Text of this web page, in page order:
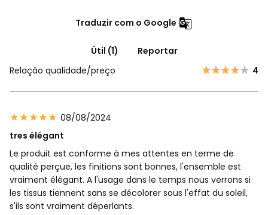
Traduzir com o Google
Útil (1)
Reportar
Relação qualidade/preço
4
08/08/2024
tres élégant
Le produit est conforme à mes attentes en terme de
qualité perçue, les finitions sont bonnes, l'ensemble est
vraiment élégant. A l'usage dans le temps nous verrons si
les tissus tiennent sans se décolorer sous l'effat du soleil,
s'ils sont vraiment déperlants.